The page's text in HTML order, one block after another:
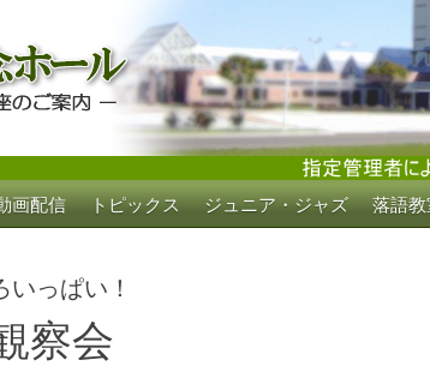
ホール
画配信 トピックス ジュニア・ジャズ 落語
っぱい！
察会